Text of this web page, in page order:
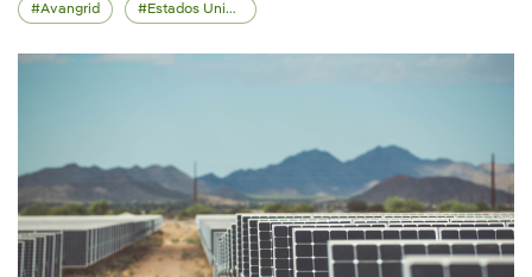
Avangrid Estados Unidos